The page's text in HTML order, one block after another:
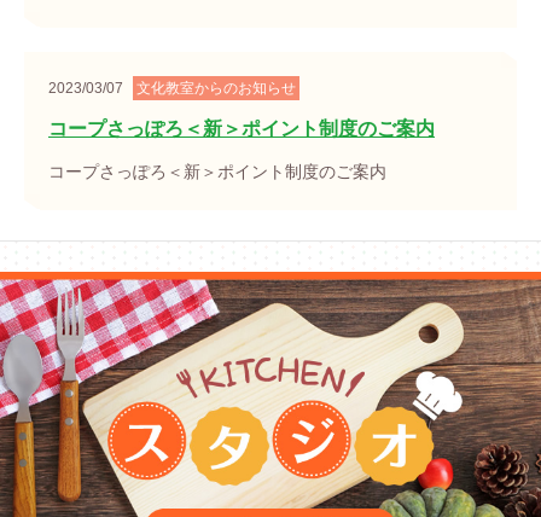
2023/03/07 文化教室からのお知らせ
コープさっぽろ＜新＞ポイント制度のご案内
コープさっぽろ＜新＞ポイント制度のご案内